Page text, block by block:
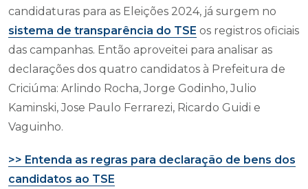
candidaturas para as Eleições 2024, já surgem no
sistema de transparência do TSE os registros oficiais
das campanhas. Então aproveitei para analisar as
declarações dos quatro candidatos à Prefeitura de
Criciúma: Arlindo Rocha, Jorge Godinho, Julio
Kaminski, Jose Paulo Ferrarezi, Ricardo Guidi e
Vaguinho.
>> Entenda as regras para declaração de bens dos
candidatos ao TSE